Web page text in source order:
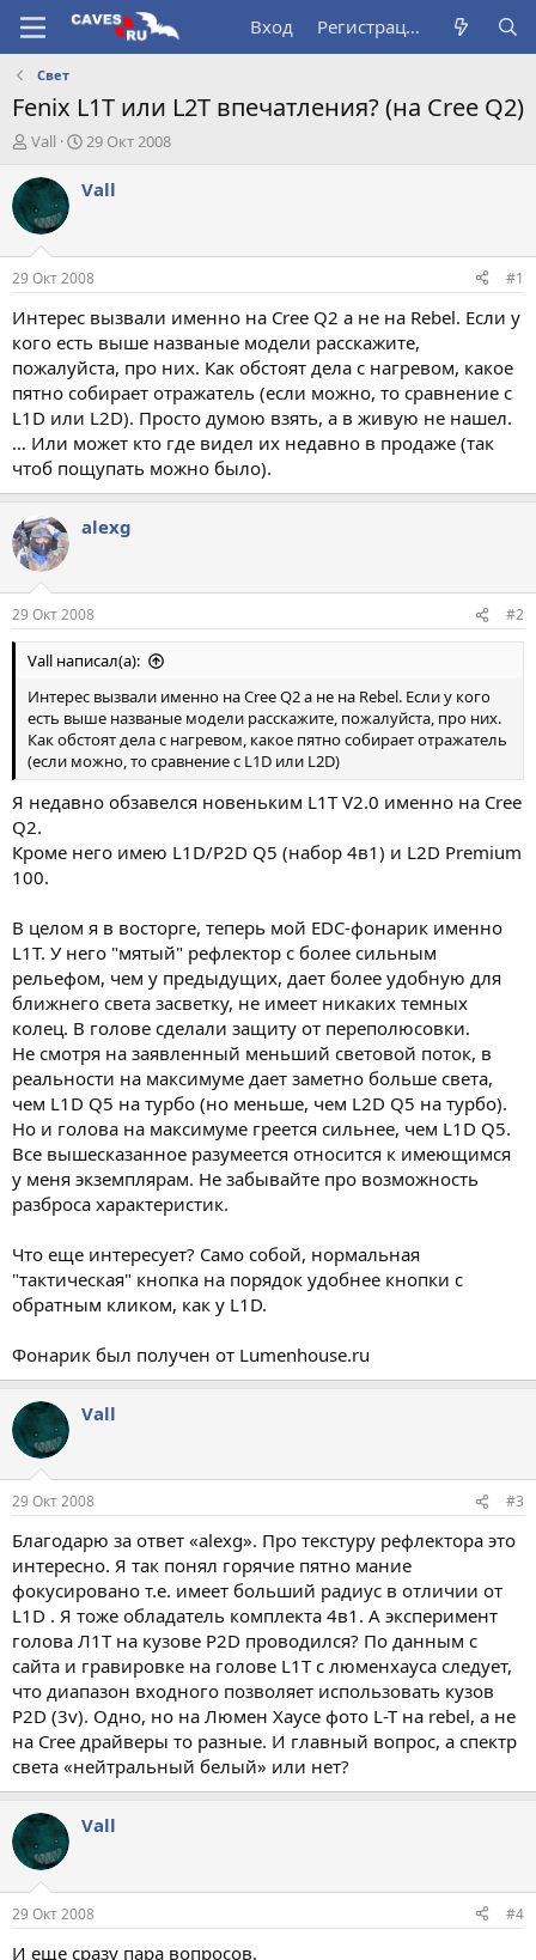
Вход Регистрация
Свет
Fenix L1T или L2T впечатления? (на Cree Q2)
А
т
о
р
т
е
м
ы
Vall
Д
т
ч
а
л
29 Окт 2008
Vall
29 Окт 2008 #1
Интерес вызвали именно на Cree Q2 а не на Rebel. Если у
кого есть выше названые модели расскажите,
пожалуйста, про них. Как обстоят дела с нагревом, какое
пятно собирает отражатель (если можно, то сравнение с
L1D или L2D). Просто думою взять, а в живую не нашел.
… Или может кто где видел их недавно в продаже (так
чтоб пощупать можно было).
alexg
29 Окт 2008 #2
Vall написал(а):
Интерес вызвали именно на Cree Q2 а не на Rebel. Если у кого
есть выше названые модели расскажите, пожалуйста, про них.
Как обстоят дела с нагревом, какое пятно собирает отражатель
(если можно, то сравнение с L1D или L2D)
Я недавно обзавелся новеньким L1T V2.0 именно на Cree
Q2.
Кроме него имею L1D/P2D Q5 (набор 4в1) и L2D Premium
100.
В целом я в восторге, теперь мой EDC-фонарик именно
L1T. У него "мятый" рефлектор с более сильным
рельефом, чем у предыдущих, дает более удобную для
ближнего света засветку, не имеет никаких темных
колец. В голове сделали защиту от переполюсовки.
Не смотря на заявленный меньший световой поток, в
реальности на максимуме дает заметно больше света,
чем L1D Q5 на турбо (но меньше, чем L2D Q5 на турбо).
Но и голова на максимуме греется сильнее, чем L1D Q5.
Все вышесказанное разумеется относится к имеющимся
у меня экземплярам. Не забывайте про возможность
разброса характеристик.
Что еще интересует? Само собой, нормальная
"тактическая" кнопка на порядок удобнее кнопки с
обратным кликом, как у L1D.
Фонарик был получен от Lumenhouse.ru
Vall
29 Окт 2008 #3
Благодарю за ответ «alexg». Про текстуру рефлектора это
интересно. Я так понял горячие пятно мание
фокусировано т.е. имеет больший радиус в отличии от
L1D . Я тоже обладатель комплекта 4в1. А эксперимент
голова Л1Т на кузове P2D проводился? По данным с
сайта и гравировке на голове L1T с люменхауса следует,
что диапазон входного позволяет использовать кузов
P2D (3v). Одно, но на Люмен Хаусе фото L-T на rebel, а не
на Cree драйверы то разные. И главный вопрос, а спектр
света «нейтральный белый» или нет?
Vall
29 Окт 2008 #4
И еще сразу пара вопросов.